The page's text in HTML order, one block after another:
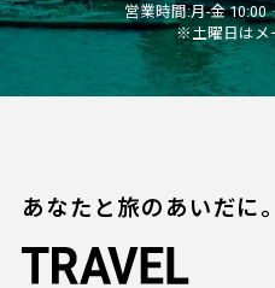
営業時間:月-金
※土曜日はメ
あなたと旅のあいだに。